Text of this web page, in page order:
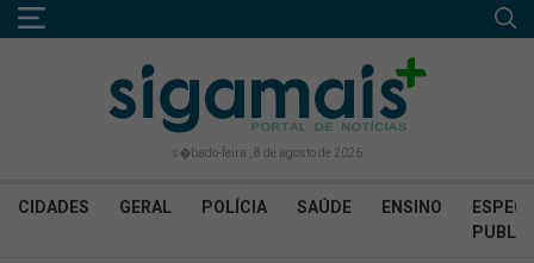
s�bado-feira , 8 de agosto de 2026
CIDADES GERAL POLÍCIA SAÚDE ENSINO